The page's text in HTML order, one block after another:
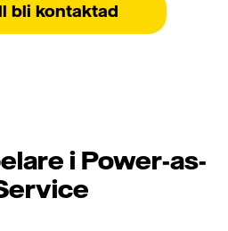
bli kontaktad
i Power-as-